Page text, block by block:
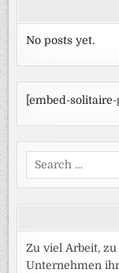
No posts yet.
[embed-solitaire-
Search
for:
Zu viel Arbeit,
Unternehmen